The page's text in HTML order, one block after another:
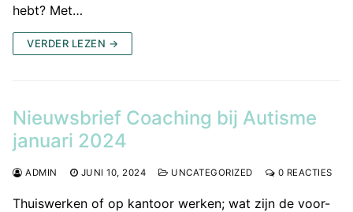
hebt? Met…
VERDER LEZEN →
Nieuwsbrief Coaching bij Autisme
januari 2024
ADMIN JUNI 10, 2024 UNCATEGORIZED 0 REACTIES
Thuiswerken of op kantoor werken; wat zijn de voor-